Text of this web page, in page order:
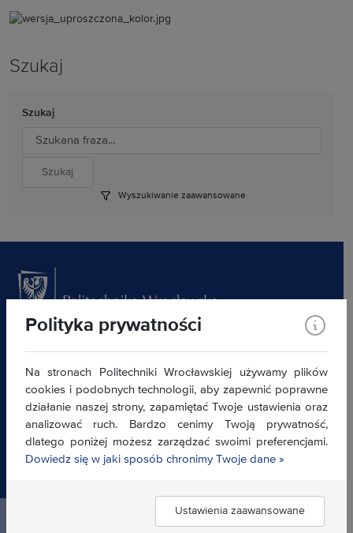
Szukaj
Szukaj
Wyszukiwanie zaawansowane
Znajdź nas:
Polityka prywatności
Na stronach Politechniki Wrocławskiej używamy plików
cookies i podobnych technologii, aby zapewnić poprawne
działanie naszej strony, zapamiętać Twoje ustawienia oraz
analizować ruch. Bardzo cenimy Twoją prywatność,
dlatego poniżej możesz zarządzać swoimi preferencjami.
Dowiedz się w jaki sposób chronimy Twoje dane »
Ustawienia zaawansowane